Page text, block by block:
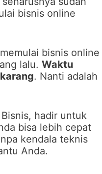
bisnis online
bisnis online
lalu. Waktu
. Nanti adalah
hadir untuk
bisa lebih cepat
kendala teknis
Anda.